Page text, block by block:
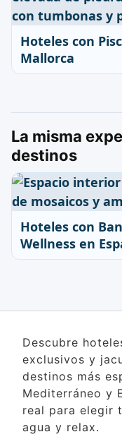
Hoteles con
Mallorca
La misma
destinos
Hoteles con
Wellness en
Descubre
exclusivos y
destinos más
Mediterráneo y
real para elegir
agua y relax.